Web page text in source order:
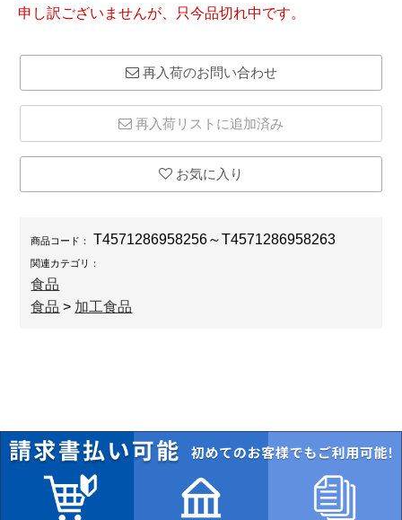
申し訳ございませんが、只今品切れ中です。
再入荷のお問い合わせ
再入荷リストに追加済み
お気に入り
商品コード： T4571286958256～T4571286958263
関連カテゴリ：
食品
食品 > 加工食品